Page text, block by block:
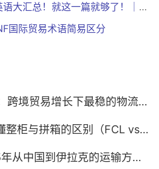
汇总！就这一篇就够了！｜干货收藏
国际贸易术语简易区分
贸易增长下最稳的物流解决方案
与拼箱的区别（FCL vs LCL）
拉克的运输方式、清关流程与费用解析